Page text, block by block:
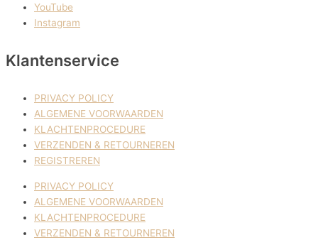
YouTube
Instagram
Klantenservice
PRIVACY POLICY
ALGEMENE VOORWAARDEN
KLACHTENPROCEDURE
VERZENDEN & RETOURNEREN
REGISTREREN
PRIVACY POLICY
ALGEMENE VOORWAARDEN
KLACHTENPROCEDURE
VERZENDEN & RETOURNEREN